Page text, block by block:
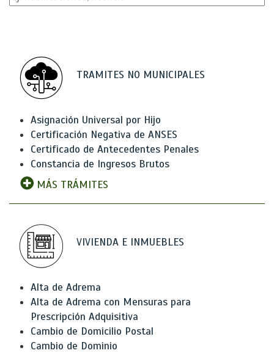
TRAMITES NO MUNICIPALES
Asignación Universal por Hijo
Certificación Negativa de ANSES
Certificado de Antecedentes Penales
Constancia de Ingresos Brutos
MÁS TRÁMITES
VIVIENDA E INMUEBLES
Alta de Adrema
Alta de Adrema con Mensuras para
Prescripción Adquisitiva
Cambio de Domicilio Postal
Cambio de Dominio